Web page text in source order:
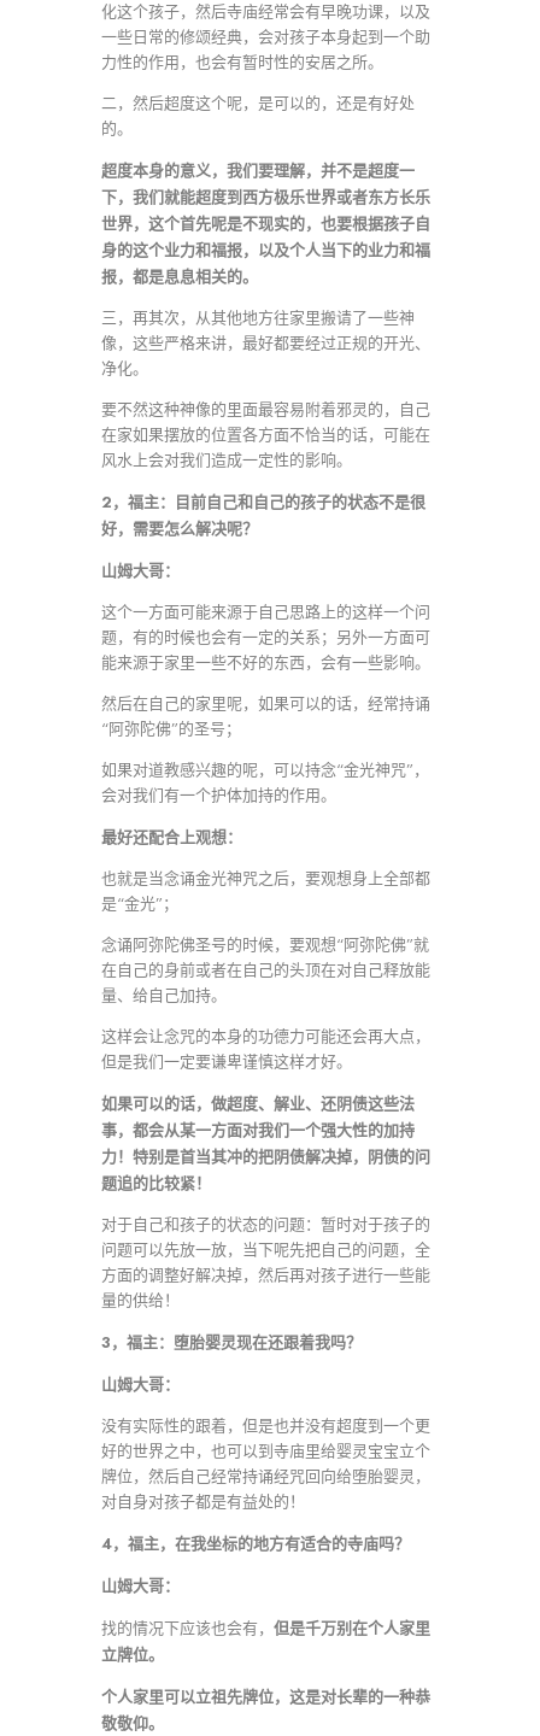
化这个孩子，然后寺庙经常会有早晚功课，以及
一些日常的修颂经典，会对孩子本身起到一个助
力性的作用，也会有暂时性的安居之所。
二，然后超度这个呢，是可以的，还是有好处
的。
超度本身的意义，我们要理解，并不是超度一
下，我们就能超度到西方极乐世界或者东方长乐
世界，这个首先呢是不现实的，也要根据孩子自
身的这个业力和福报，以及个人当下的业力和福
报，都是息息相关的。
三，再其次，从其他地方往家里搬请了一些神
像，这些严格来讲，最好都要经过正规的开光、
净化。
要不然这种神像的里面最容易附着邪灵的，自己
在家如果摆放的位置各方面不恰当的话，可能在
风水上会对我们造成一定性的影响。
2，福主：目前自己和自己的孩子的状态不是很
好，需要怎么解决呢？
山姆大哥：
这个一方面可能来源于自己思路上的这样一个问
题，有的时候也会有一定的关系；另外一方面可
能来源于家里一些不好的东西，会有一些影响。
然后在自己的家里呢，如果可以的话，经常持诵
“阿弥陀佛”的圣号；
如果对道教感兴趣的呢，可以持念“金光神咒”，
会对我们有一个护体加持的作用。
最好还配合上观想：
也就是当念诵金光神咒之后，要观想身上全部都
是“金光”；
念诵阿弥陀佛圣号的时候，要观想“阿弥陀佛”就
在自己的身前或者在自己的头顶在对自己释放能
量、给自己加持。
这样会让念咒的本身的功德力可能还会再大点，
但是我们一定要谦卑谨慎这样才好。
如果可以的话，做超度、解业、还阴债这些法
事，都会从某一方面对我们一个强大性的加持
力！特别是首当其冲的把阴债解决掉，阴债的问
题追的比较紧！
对于自己和孩子的状态的问题：暂时对于孩子的
问题可以先放一放，当下呢先把自己的问题，全
方面的调整好解决掉，然后再对孩子进行一些能
量的供给！
3，福主：堕胎婴灵现在还跟着我吗？
山姆大哥：
没有实际性的跟着，但是也并没有超度到一个更
好的世界之中，也可以到寺庙里给婴灵宝宝立个
牌位，然后自己经常持诵经咒回向给堕胎婴灵，
对自身对孩子都是有益处的！
4，福主，在我坐标的地方有适合的寺庙吗？
山姆大哥：
找的情况下应该也会有， 但是千万别在个人家里
立牌位。
个人家里可以立祖先牌位，这是对长辈的一种恭
敬敬仰。